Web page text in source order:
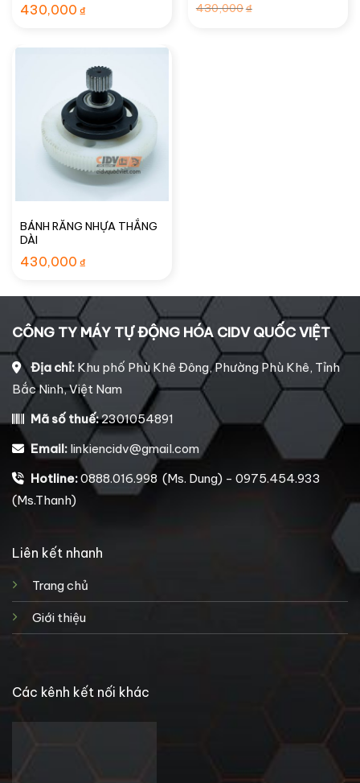
430,000 ₫
430,000₫
BÁNH RĂNG NHỰA THẲNG
DÀI
430,000 ₫
CÔNG TY MÁY TỰ ĐỘNG HÓA CIDV QUỐC VIỆT
Địa chỉ: Khu phố Phù Khê Đông, Phường Phù Khê, Tỉnh
Bắc Ninh, Việt Nam
Mã số thuế:2301054891
Email: linkiencidv@gmail.com
Hotline:0888.016.998 (Ms. Dung) - 0975.454.933
(Ms.Thanh)
Liên kết nhanh
Trang chủ
Giới thiệu
Các kênh kết nối khác